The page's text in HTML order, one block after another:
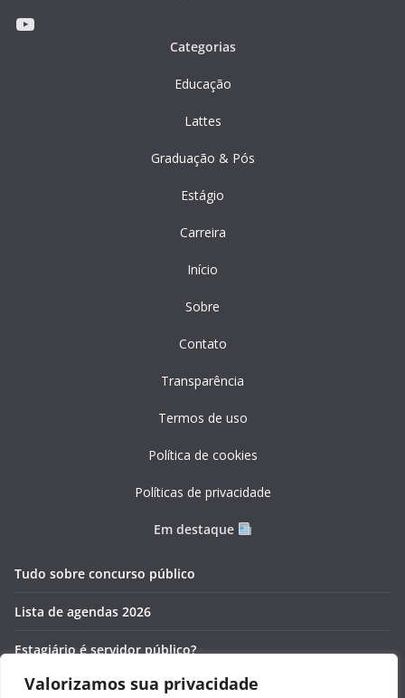
Valorizamos sua privacidade
Youtube
Categorias
Educação
Lattes
Graduação & Pós
Estágio
Carreira
Início
Sobre
Contato
Transparência
Termos de uso
Política de cookies
Políticas de privacidade
Em destaque
Tudo sobre concurso público
Lista de agendas 2026
Estagiário é servidor público?
Pós-graduação gratuita 2026